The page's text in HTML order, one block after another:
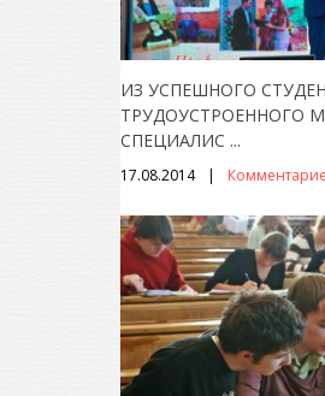
ИЗ УСПЕШНОГО
ТРУДОУСТРОЕННОГО
СПЕЦИАЛИС ...
17.08.2014